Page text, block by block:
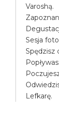
Varoshą.
Sesja
Spędzisz
Lefkarę.